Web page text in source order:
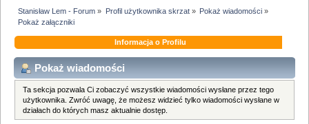
Stanisław Lem - Forum » Profil użytkownika skrzat» Pokaż wiadomości»
Pokaż załączniki
Informacja o Profilu
Pokaż wiadomości
Ta sekcja pozwala Ci zobaczyć wszystkie wiadomości wysłane przez tego
użytkownika. Zwróć uwagę, że możesz widzieć tylko wiadomości wysłane w
działach do których masz aktualnie dostęp.